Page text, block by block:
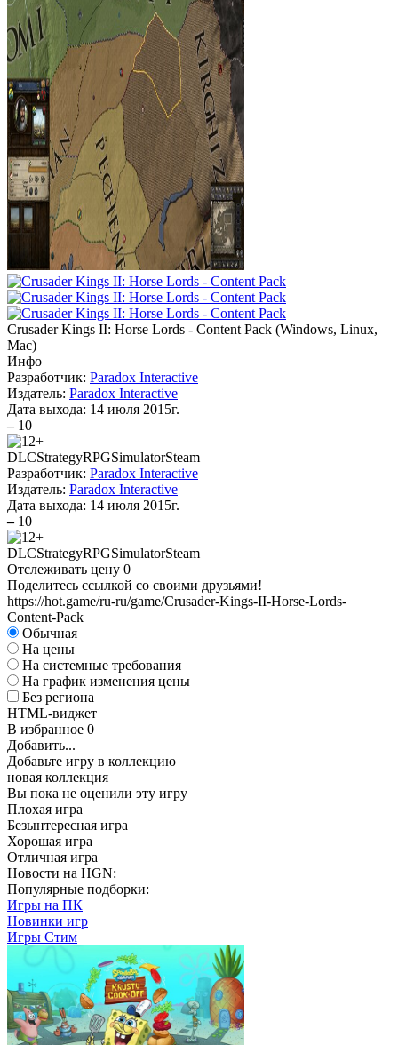
Crusader Kings II: Horse Lords - Content Pack (Windows, Linux,
Mac)
Инфо
Разработчик: Paradox Interactive
Издатель: Paradox Interactive
Дата выхода: 14 июля 2015г.
– 10
DLCStrategyRPGSimulatorSteam
Разработчик: Paradox Interactive
Издатель: Paradox Interactive
Дата выхода: 14 июля 2015г.
– 10
DLCStrategyRPGSimulatorSteam
Отслеживать цену 0
Поделитесь ссылкой со своими друзьями!
https://hot.game/ru-ru/game/Crusader-Kings-II-Horse-Lords-
Content-Pack
Обычная
На цены
На системные требования
На график изменения цены
Без региона
HTML-виджет
В избранное 0
Добавить...
Добавьте игру в коллекцию
новая коллекция
Вы пока не оценили эту игру
Плохая игра
Безынтересная игра
Хорошая игра
Отличная игра
Новости на HGN:
Популярные подборки:
Игры на ПК
Новинки игр
Игры Стим